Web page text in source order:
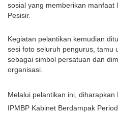
sosial yang memberikan manfaat
Pesisir.
Kegiatan pelantikan kemudian
sesi foto seluruh pengurus, tamu
sebagai simbol persatuan dan
organisasi.
Melalui pelantikan ini, diharapkan
IPMBP Kabinet Berdampak